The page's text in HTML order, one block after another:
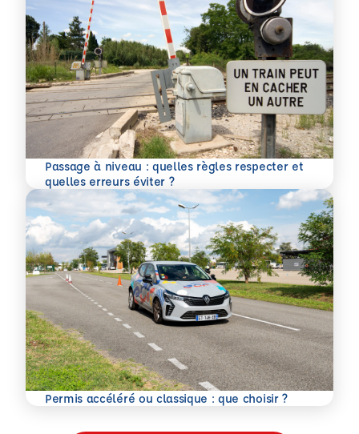
Passage à niveau : quelles règles respecter et
quelles erreurs éviter ?
En savoir plus
Permis accéléré ou classique : que choisir ?
En savoir plus